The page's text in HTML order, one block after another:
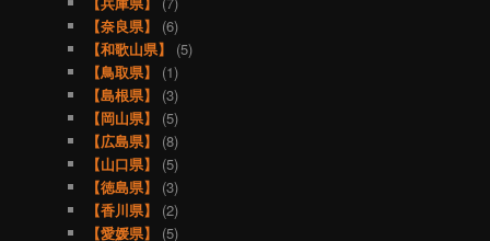
【奈良県】
(6)
【和歌山県】
(5)
【鳥取県】
(1)
【島根県】
(3)
【岡山県】
(5)
【広島県】
(8)
【山口県】
(5)
【徳島県】
(3)
【香川県】
(2)
【愛媛県】
(5)